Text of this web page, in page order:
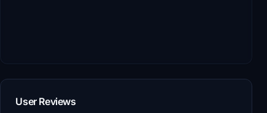
User Reviews